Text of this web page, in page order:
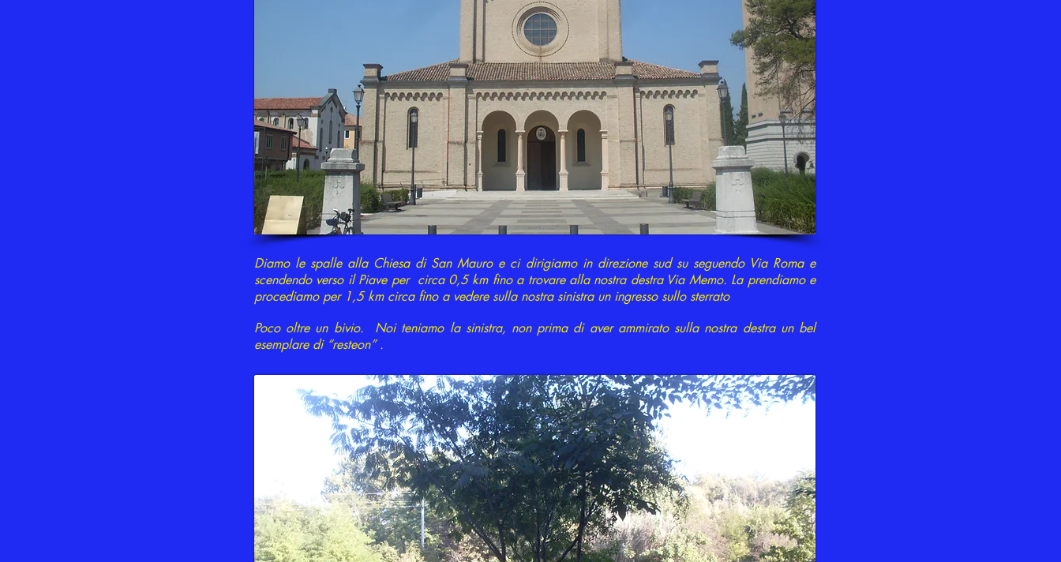
Diamo le spalle alla Chiesa di San Mauro e ci dirigiamo in direzione sud su seguendo Via Roma e
scendendo verso il Piave per circa 0,5 km fino a trovare alla nostra destra Via Memo. La prendiamo e
procediamo per 1,5 km circa fino a vedere sulla nostra sinistra un ingresso sullo sterrato
Poco oltre un bivio. Noi teniamo la sinistra, non prima di aver ammirato sulla nostra destra un bel
esemplare di “resteon” .